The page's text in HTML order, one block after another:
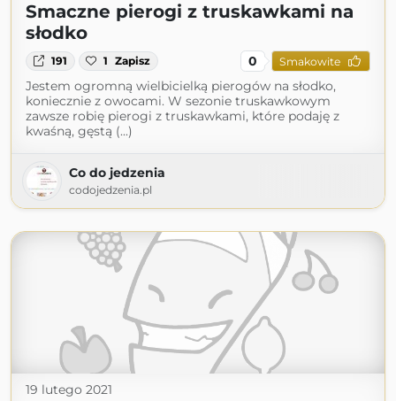
Smaczne pierogi z truskawkami na
słodko
191 1 Zapisz 0 Smakowite
Jestem ogromną wielbicielką pierogów na słodko,
koniecznie z owocami. W sezonie truskawkowym
zawsze robię pierogi z truskawkami, które podaję z
kwaśną, gęstą (...)
Co do jedzenia
codojedzenia.pl
19 lutego 2021